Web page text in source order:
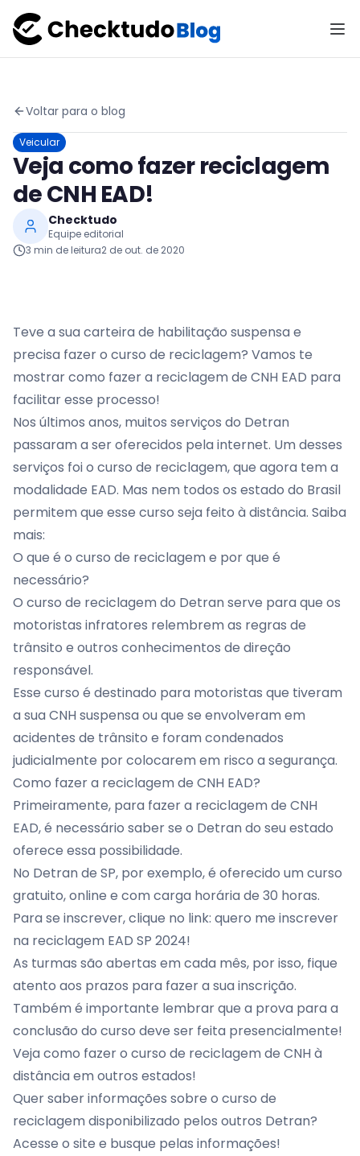
Voltar para o blog
Veicular
Veja como fazer reciclagem
de CNH EAD!
Checktudo
Equipe editorial
3 min de leitura2 de out. de 2020
Teve a sua carteira de habilitação suspensa e
precisa fazer o curso de reciclagem? Vamos te
mostrar como fazer a reciclagem de CNH EAD para
facilitar esse processo!
Nos últimos anos, muitos serviços do Detran
passaram a ser oferecidos pela internet. Um desses
serviços foi o curso de reciclagem, que agora tem a
modalidade EAD. Mas nem todos os estado do Brasil
permitem que esse curso seja feito à distância. Saiba
mais:
O que é o curso de reciclagem e por que é
necessário?
O curso de reciclagem do Detran serve para que os
motoristas infratores relembrem as regras de
trânsito e outros conhecimentos de direção
responsável.
Esse curso é destinado para motoristas que tiveram
a sua CNH suspensa ou que se envolveram em
acidentes de trânsito e foram condenados
judicialmente por colocarem em risco a segurança.
Como fazer a reciclagem de CNH EAD?
Primeiramente, para fazer a reciclagem de CNH
EAD, é necessário saber se o Detran do seu estado
oferece essa possibilidade.
No Detran de SP, por exemplo, é oferecido um curso
gratuito, online e com carga horária de 30 horas.
Para se inscrever, clique no link: quero me inscrever
na reciclagem EAD SP 2024!
As turmas são abertas em cada mês, por isso, fique
atento aos prazos para fazer a sua inscrição.
Também é importante lembrar que a prova para a
conclusão do curso deve ser feita presencialmente!
Veja como fazer o curso de reciclagem de CNH à
distância em outros estados!
Quer saber informações sobre o curso de
reciclagem disponibilizado pelos outros Detran?
Acesse o site e busque pelas informações!